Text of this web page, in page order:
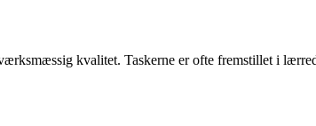
kvalitet. Taskerne er ofte fremstillet i